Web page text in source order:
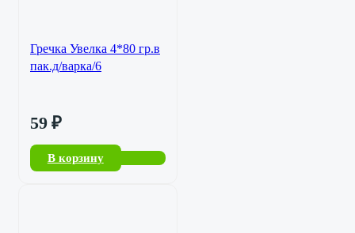
Гречка Увелка 4*80 гр.в
пак.д/варка/6
59 ₽
В корзину